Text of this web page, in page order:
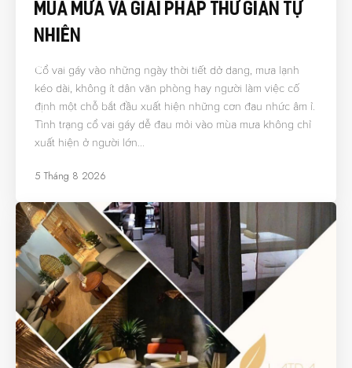
Mùa Mưa Và Giải Pháp Thư Giãn Tự
Nhiên
Cổ vai gáy vào những ngày thời tiết dở dang, mưa lạnh
kéo dài, không ít dân văn phòng hay người làm việc cố
định một chỗ bắt đầu xuất hiện những cơn đau nhức âm ỉ.
Tình trạng cổ vai gáy dễ đau mỏi vào mùa mưa không chỉ
xuất hiện ở người lớn…
5 Tháng 8 2026